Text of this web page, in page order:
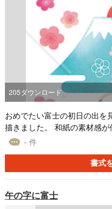
205ダウンロード
おめでたい富士の初日の出を
描きました。 和紙の素材感
状です。 フォーマルにもお
入力してお使いいただけま
ンプレートです。 同じデザ
- 件
書式
午の字に富士